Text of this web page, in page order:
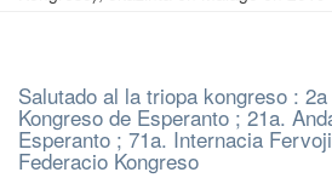
Salutado al la triopa kongreso :
Kongreso de Esperanto ; 21a.
Esperanto ; 71a. Internacia
Federacio Kongreso